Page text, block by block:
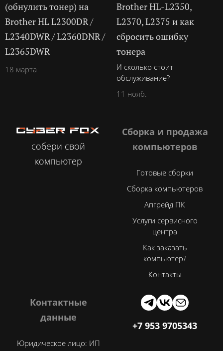
(обнулить тонер) на
Brother HL L2300DR /
L2340DWR / L2360DNR /
L2365DWR
18 марта
Brother HL-L2350,
L2370, L2375 и как
сбросить ошибку
тонера
И сколько стоит
обслуживание?
11 нояб.
собери свой
компьютер
Сборка и продажа
компьютеров
Готовые сборки
Сборка компьютеров
Апгрейд ПК
Услуги сервисного
центра
Как заказать
компьютер?
Контакты
Контактные
данные
Юридическое лицо: ИП
+7 953 9705343